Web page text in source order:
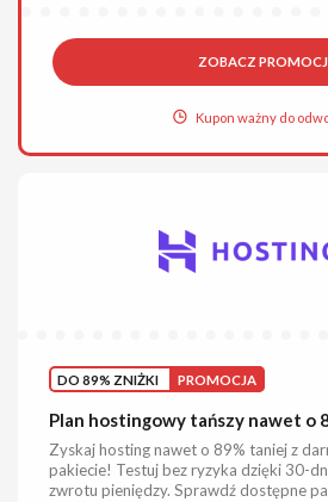
ZOBACZ
Kupon ważny do
DO 89% ZNIŻKI PROMOCJA
Plan hostingowy tańszy nawet o
Zyskaj hosting nawet o 89% taniej z
pakiecie! Testuj bez ryzyka dzięki 30-
zwrotu pieniędzy. Sprawdź dostępne